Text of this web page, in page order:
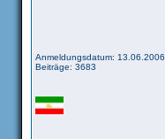
Anmeldungsdatum: 13.06.2006
Beiträge: 3683